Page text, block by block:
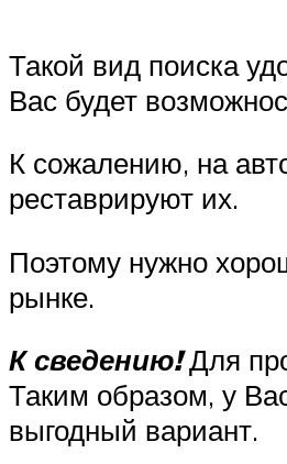
Такой вид поиска
Вас будет
К сожалению, на
реставрируют их.
Поэтому нужно
рынке.
К сведению!Для
Таким образом, у
выгодный вариант.